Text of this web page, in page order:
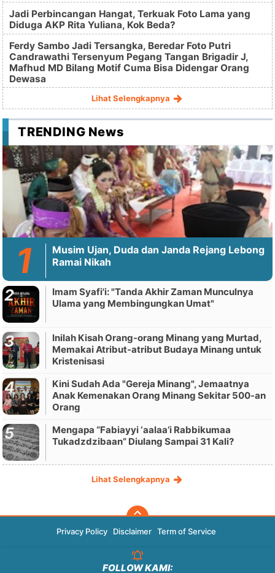
Jadi Perbincangan Hangat, Terkuak Foto Lama yang
Diduga AKP Rita Yuliana, Kok Beda?
Ferdy Sambo Jadi Tersangka, Beredar Foto Putri
Candrawathi Tersenyum Pegang Tangan Brigadir J,
Mafhud MD Bilang Motif Cuma Bisa Didengar Orang
Dewasa
Lihat Selengkapnya
TRENDING News
Musim Ujan, Duda dan Janda Rejang Lebong
Ramai Nikah
Imam Syafi'i: "Tanda Akhir Zaman Munculnya
Ulama yang Membingungkan Umat"
Inilah Kisah Orang-orang Minang yang Murtad,
Memakai Atribut-atribut Budaya Minang untuk
Kristenisasi
Kini Sudah Ada "Gereja Minang", Jemaatnya
Anak Kemenakan Orang Minang Sekitar 500-an
Orang
Mengapa “Fabiayyi ‘aalaa’i Rabbikumaa
Tukadzdzibaan” Diulang Sampai 31 Kali?
Lihat Selengkapnya
Privacy Policy Disclaimer Term of Service
FOLLOW KAMI: